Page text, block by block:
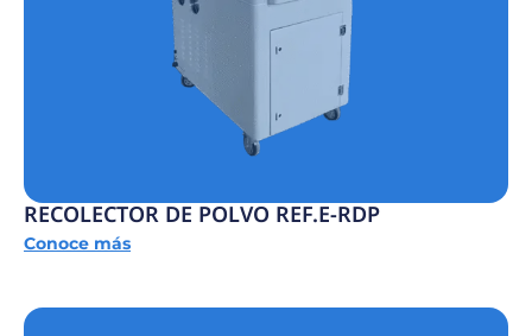
RECOLECTOR DE POLVO REF.E-RDP
Conoce más